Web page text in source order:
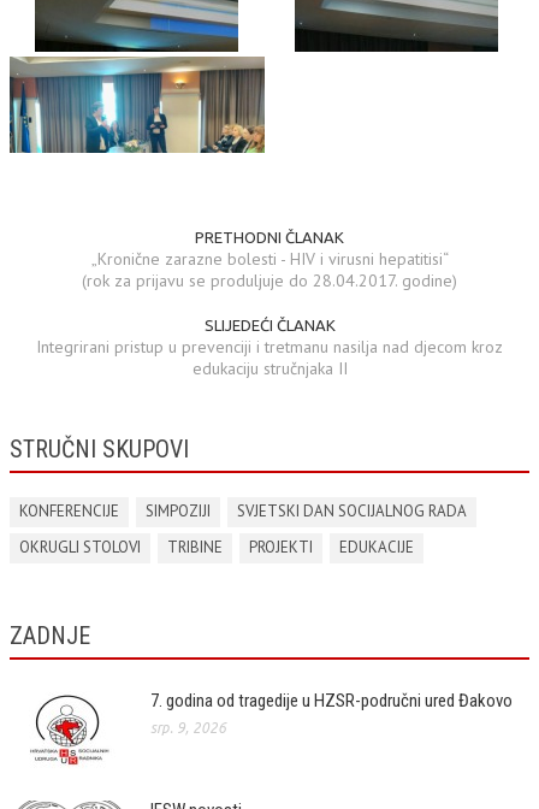
PRETHODNI ČLANAK
„Kronične zarazne bolesti - HIV i virusni hepatitisi“
(rok za prijavu se produljuje do 28.04.2017. godine)
SLIJEDEĆI ČLANAK
Integrirani pristup u prevenciji i tretmanu nasilja nad djecom kroz
edukaciju stručnjaka II
STRUČNI SKUPOVI
KONFERENCIJE SIMPOZIJI
SVJETSKI DAN SOCIJALNOG RADA
OKRUGLI STOLOVI
TRIBINE PROJEKTI EDUKACIJE
ZADNJE
7. godina od tragedije u HZSR-područni ured Đakovo
srp. 9, 2026